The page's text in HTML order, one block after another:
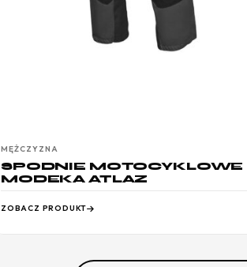
MĘŻCZYZNA
SPODNIE MOTOCYKLOWE
MODEKA ATLAZ
ZOBACZ PRODUKT